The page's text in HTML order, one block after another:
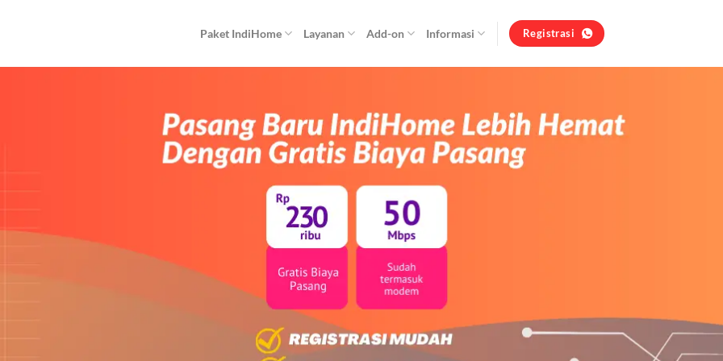
Paket IndiHome Layanan Add-on Informasi Registrasi